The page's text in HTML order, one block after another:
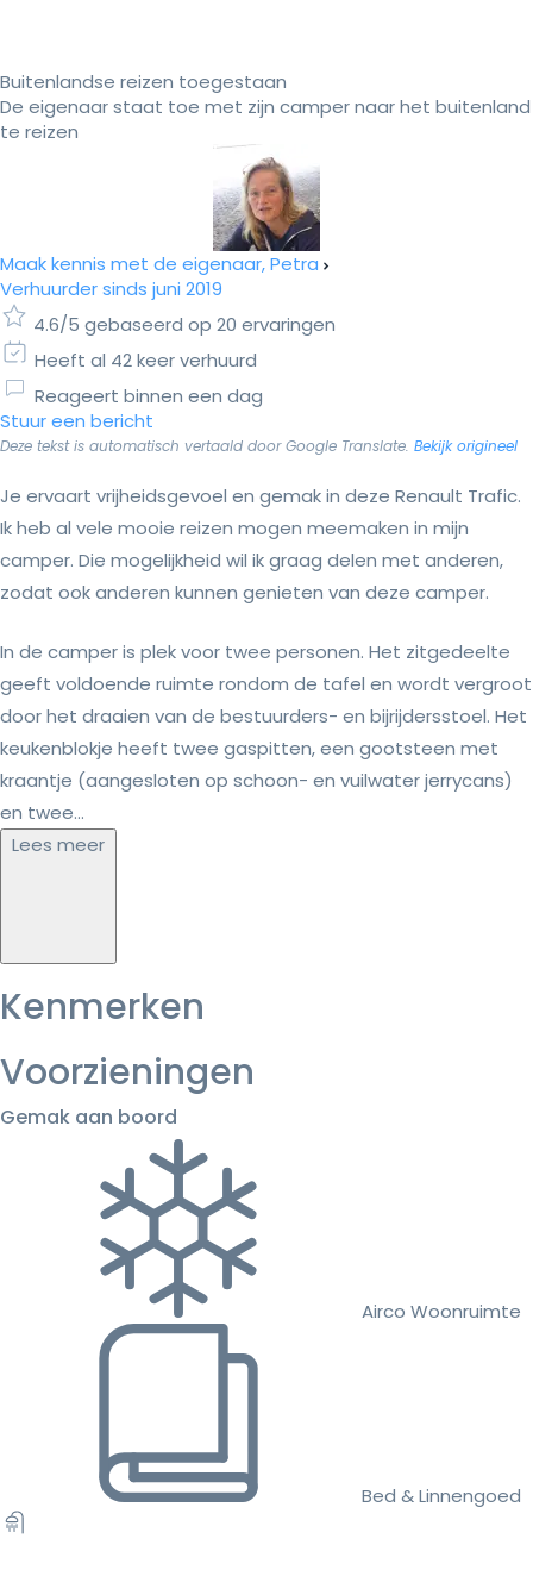
Buitenlandse reizen toegestaan
De eigenaar staat toe met zijn camper naar het buitenland
te reizen
Maak kennis met de eigenaar, Petra
Verhuurder sinds juni 2019
4.6/5 gebaseerd op 20 ervaringen
Heeft al 42 keer verhuurd
Reageert binnen een dag
Stuur een bericht
Deze tekst is automatisch vertaald door Google Translate. Bekijk origineel
Je ervaart vrijheidsgevoel en gemak in deze Renault Trafic.
Ik heb al vele mooie reizen mogen meemaken in mijn
camper. Die mogelijkheid wil ik graag delen met anderen,
zodat ook anderen kunnen genieten van deze camper.
In de camper is plek voor twee personen. Het zitgedeelte
geeft voldoende ruimte rondom de tafel en wordt vergroot
door het draaien van de bestuurders- en bijrijdersstoel. Het
keukenblokje heeft twee gaspitten, een gootsteen met
kraantje (aangesloten op schoon- en vuilwater jerrycans)
en twee...
Lees meer
Kenmerken
Voorzieningen
Gemak aan boord
Airco Woonruimte
Bed & Linnengoed